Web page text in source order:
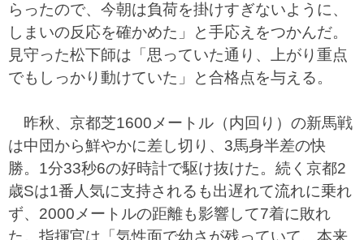
らったので、今朝は負荷を掛けすぎないように、
しまいの反応を確かめた」と手応えをつかんだ。
見守った松下師は「思っていた通り、上がり重点
でもしっかり動けていた」と合格点を与える。
昨秋、京都芝1600メートル（内回り）の新馬戦
は中団から鮮やかに差し切り、3馬身半差の快
勝。1分33秒6の好時計で駆け抜けた。続く京都2
歳Sは1番人気に支持されるも出遅れて流れに乗れ
ず、2000メートルの距離も影響して7着に敗れ
た。指揮官は「気性面で幼さが残っていて、本来